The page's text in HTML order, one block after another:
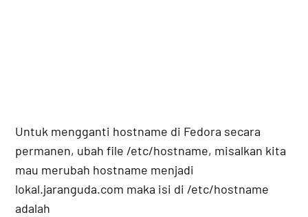
Untuk mengganti hostname di Fedora secara
permanen, ubah file /etc/hostname, misalkan kita
mau merubah hostname menjadi
lokal.jaranguda.com maka isi di /etc/hostname
adalah